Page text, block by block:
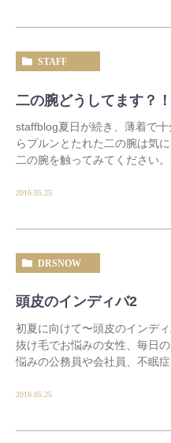
STAFF
二の腕どうしてます？！
staffblog夏日が続き、薄着で
らプルンとたれた二の腕は気
二の腕を触ってみてください
2016.05.25
DRSNOW
頭皮のインディバ2
初夏に向けて〜頭皮のインデ
抜け毛でお悩みの女性、毎日
悩みの公務員や会社員、不眠
2016.05.25